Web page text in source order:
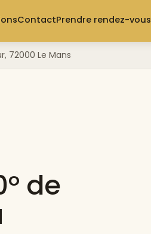
ContactPrendre rendez-vous
72000 Le Mans
de